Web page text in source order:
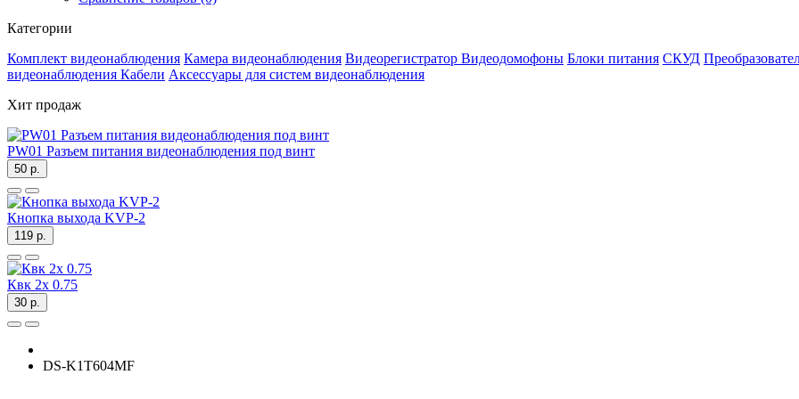
Категории
Комплект видеонаблюдения Камера видеонаблюдения Видеорегистратор Видеодомофоны Блоки питания СКУД
видеонаблюдения Кабели Аксессуары для систем видеонаблюдения
Хит продаж
PW01 Разъем питания видеонаблюдения под винт
50 р.
Кнопка выхода KVP-2
119 р.
Квк 2х 0.75
30 р.
DS-K1T604MF